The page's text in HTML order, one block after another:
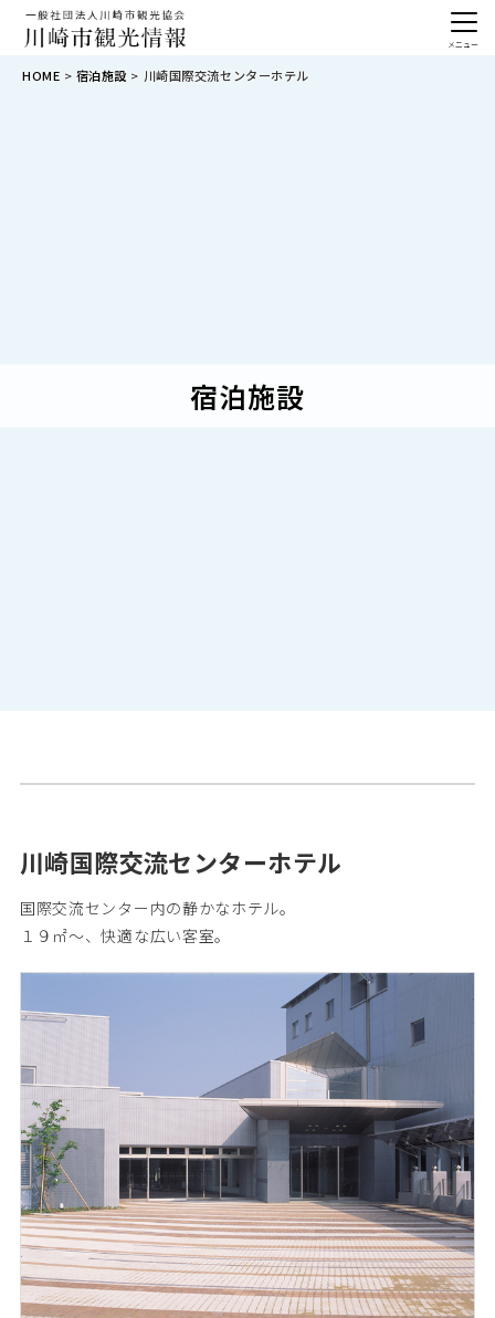
HOME 宿泊施設 川崎国際交流センターホテル
宿泊施設
川崎国際交流センターホテル
国際交流センター内の静かなホテル。
１９㎡～、快適な広い客室。
メニュー